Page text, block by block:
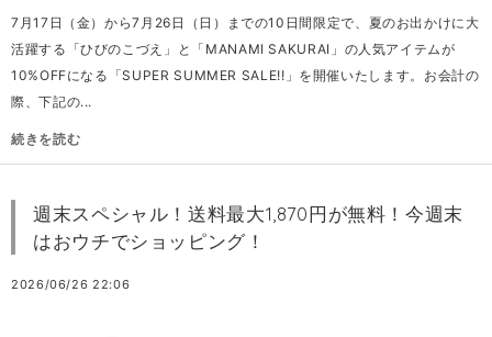
7月17日（金）から7月26日（日）までの10日間限定で、夏のお出かけに大
活躍する「ひびのこづえ」と「MANAMI SAKURAI」の人気アイテムが
10%OFFになる「SUPER SUMMER SALE!!」を開催いたします。お会計の
際、下記の...
続きを読む
週末スペシャル！送料最大1,870円が無料！今週末
はおウチでショッピング！
2026/06/26 22:06